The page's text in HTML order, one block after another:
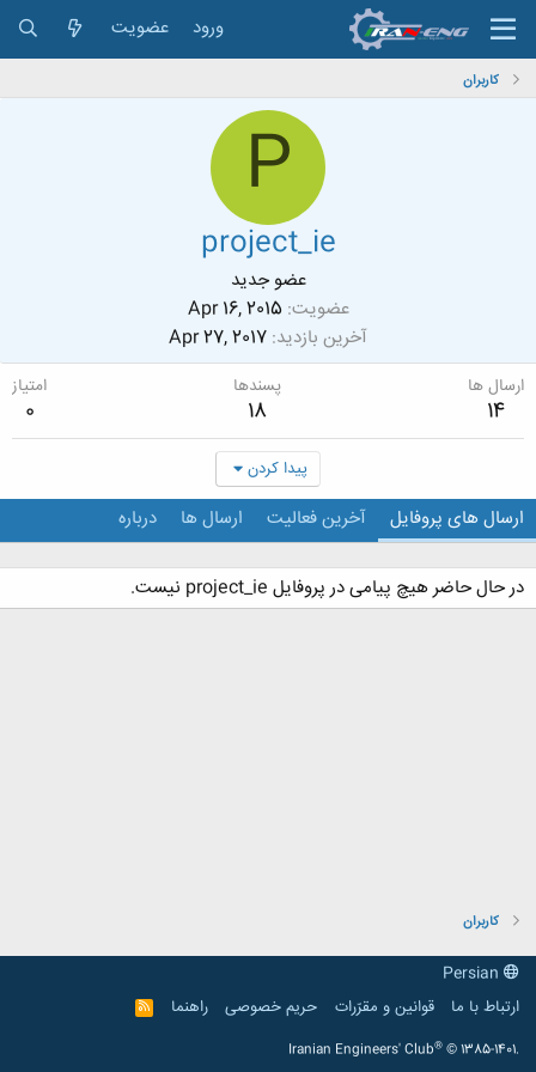
ورود عضویت
کاربران
P
project_ie
عضو جدید
عضویت Apr 16, 2015
آخرین بازدید Apr 27, 2017
ارسال ها
14
پسندها
18
امتیاز
0
پیدا کردن
ارسال های پروفایل آخرین فعالیت ارسال ها درباره
در حال حاضر هیچ پیامی در پروفایل project_ie نیست.
کاربران
ارتباط با ما
قوانین و مقرّرات حریم خصوصی راهنما
R
S
Iranian Engineers' Club® © 1385-1401.